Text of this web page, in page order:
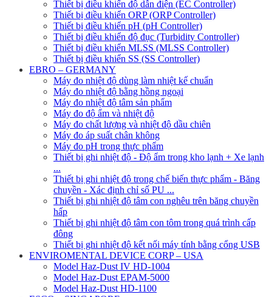
Thiết bị điều khiển độ dẫn điện (EC Controller)
Thiết bị điều khiển ORP (ORP Controller)
Thiết bị điều khiển pH (pH Controller)
Thiết bị điều khiển độ đục (Turbidity Controller)
Thiết bị điều khiển MLSS (MLSS Controller)
Thiết bị điều khiển SS (SS Controller)
EBRO – GERMANY
Máy đo nhiệt độ dùng làm nhiệt kế chuẩn
Máy đo nhiệt độ bằng hồng ngoại
Máy đo nhiệt độ tâm sản phẩm
Máy đo độ ẩm và nhiệt độ
Máy đo chất lượng và nhiệt độ dầu chiên
Máy đo áp suất chân không
Máy đo pH trong thực phẩm
Thiết bị ghi nhiệt độ - Độ ẩm trong kho lạnh + Xe lạnh
...
Thiết bị ghi nhiệt độ trong chế biến thực phẩm - Băng
chuyền - Xác định chỉ số PU ...
Thiết bị ghi nhiệt độ tâm con nghêu trên băng chuyền
hấp
Thiết bị ghi nhiệt độ tâm con tôm trong quá trình cấp
đông
Thiết bị ghi nhiệt độ kết nối máy tính bằng cổng USB
ENVIROMENTAL DEVICE CORP – USA
Model Haz-Dust IV HD-1004
Model Haz-Dust EPAM-5000
Model Haz-Dust HD-1100